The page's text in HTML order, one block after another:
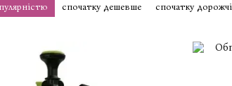
спочатку дешевше спочатку дорожчі